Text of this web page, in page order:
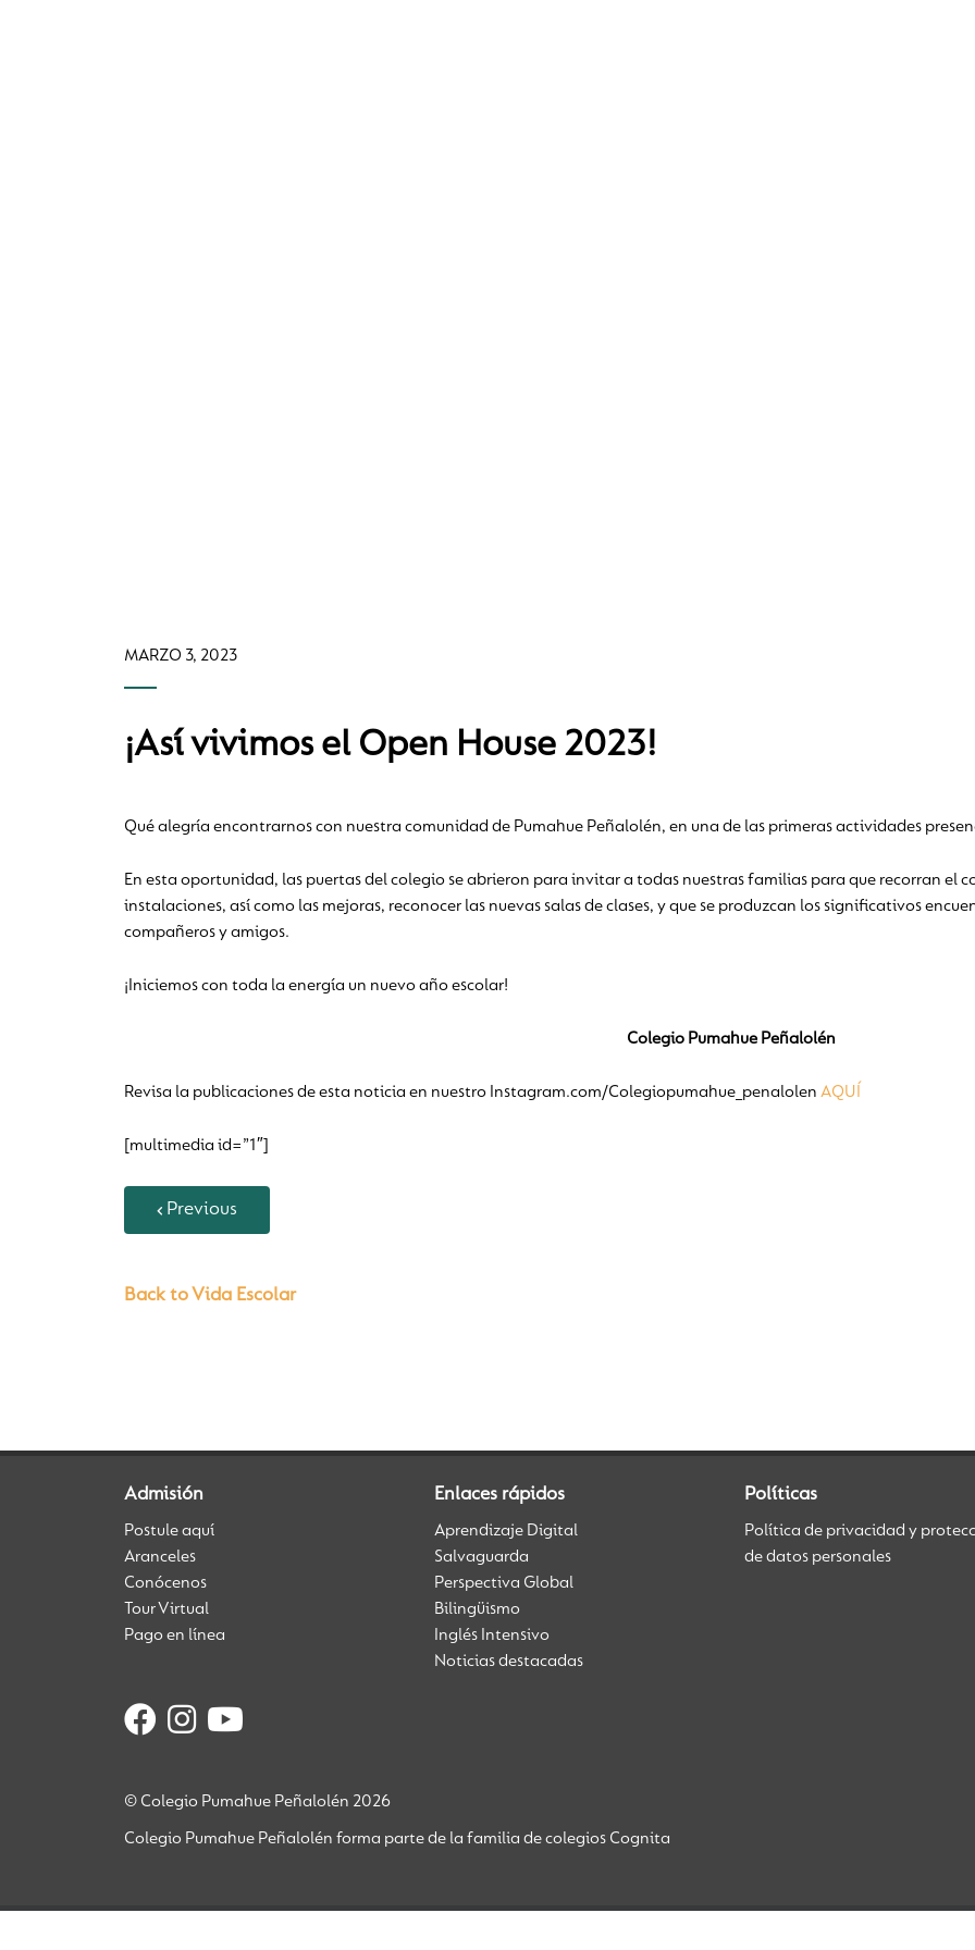
MARZO 3, 2023
¡Así vivimos el Open House 2023!
Qué alegría encontrarnos con nuestra comunidad de Pumahue Peñalolén, en una de las primeras actividades
En esta oportunidad, las puertas del colegio se abrieron para invitar a todas nuestras familias para que recorran el
instalaciones, así como las mejoras, reconocer las nuevas salas de clases, y que se produzcan los significativos
compañeros y amigos.
¡Iniciemos con toda la energía un nuevo año escolar!
Colegio Pumahue Peñalolén
Revisa la publicaciones de esta noticia en nuestro Instagram.com/Colegiopumahue_penalolen AQUÍ
[multimedia id=”1″]
Previous
Back to Vida Escolar
Admisión
Postule aquí
Aranceles
Conócenos
Tour Virtual
Pago en línea
Enlaces rápidos
Aprendizaje Digital
Salvaguarda
Perspectiva Global
Bilingüismo
Inglés Intensivo
Noticias destacadas
Políticas
Política de privacidad y
de datos personales
© Colegio Pumahue Peñalolén 2026
Colegio Pumahue Peñalolén forma parte de la familia de colegios Cognita